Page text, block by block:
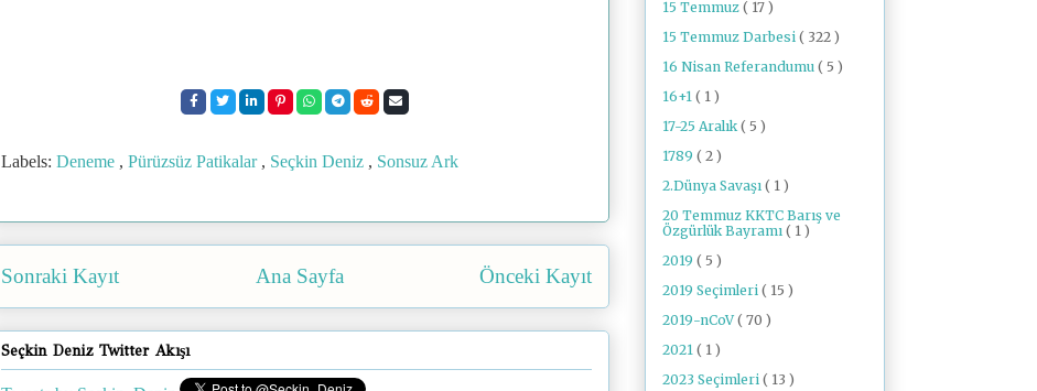
Labels: Deneme , Pürüzsüz Patikalar , Seçkin Deniz , Sonsuz Ark
Sonraki Kayıt Önceki Kayıt
Ana Sayfa
Seçkin Deniz Twitter Akışı
15 Temmuz ( 17 )
15 Temmuz Darbesi ( 322 )
16 Nisan Referandumu ( 5 )
16+1 ( 1 )
17-25 Aralık ( 5 )
1789 ( 2 )
2.Dünya Savaşı ( 1 )
20 Temmuz KKTC Barış ve
Özgürlük Bayramı ( 1 )
2019 ( 5 )
2019 Seçimleri ( 15 )
2019-nCoV( 70 )
2021 ( 1 )
2023 Seçimleri ( 13 )